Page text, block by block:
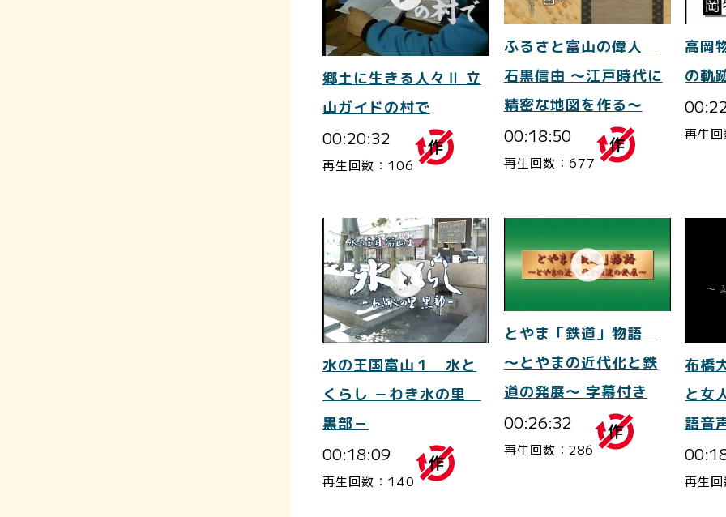
郷土に生きる人々Ⅱ 立
山ガイドの村で
00:20:32
再生回数：106
ふるさと富山の偉人
石黒信由 ～江戸時代に
精密な地図を作る～
00:18:50
再生回数：677
高岡
の軌
再生
水の王国富山１ 水と
くらし －わき水の里
黒部－
00:18:09
再生回数：140
とやま「鉄道」物語
～とやまの近代化と鉄
道の発展～ 字幕付き
00:26:32
再生回数：286
布橋
と女
語音
再生